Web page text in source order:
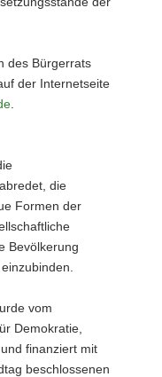
des Bürgerrats
der Internetseite
die
Formen der
Bevölkerung
vom
Demokratie,
finanziert mit
beschlossenen